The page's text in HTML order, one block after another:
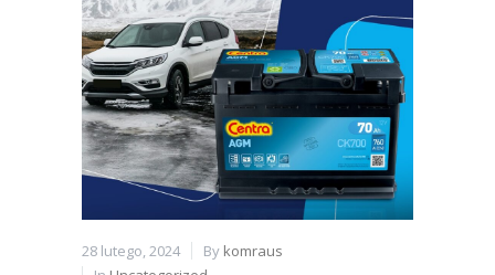
28 lutego, 2024 By komraus